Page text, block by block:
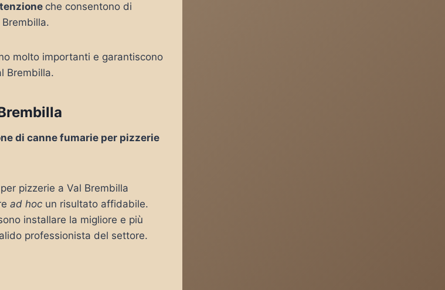
che consentono di
molto importanti e garantiscono
Brembilla.
di canne fumarie per pizzerie
pizzerie a Val Brembilla
ad hoc un risultato affidabile.
installare la migliore e più
professionista del settore.